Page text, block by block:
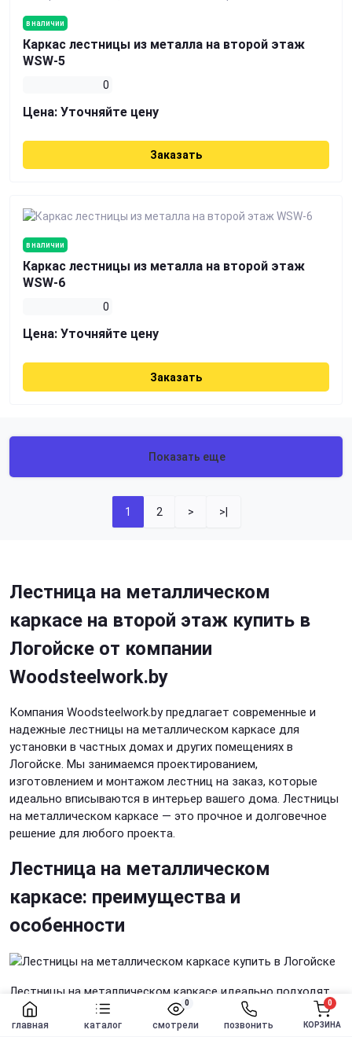
главная каталог смотрели
0
позвонить КОРЗИНА
0
в наличии
Каркас лестницы из металла на второй этаж
WSW-5
0
Цена: Уточняйте цену
Заказать
в наличии
Каркас лестницы из металла на второй этаж
WSW-6
0
Цена: Уточняйте цену
Заказать
Показать еще
1 2 > >|
Лестница на металлическом
каркасе на второй этаж купить в
Логойске от компании
Woodsteelwork.by
Компания Woodsteelwork.by предлагает современные и
надежные лестницы на металлическом каркасе для
установки в частных домах и других помещениях в
Логойске. Мы занимаемся проектированием,
изготовлением и монтажом лестниц на заказ, которые
идеально вписываются в интерьер вашего дома. Лестницы
на металлическом каркасе — это прочное и долговечное
решение для любого проекта.
Лестница на металлическом
каркасе: преимущества и
особенности
Лестницы на металлическом каркасе идеально подходят
для установки на второй этаж. Это конструктивно
простые и надежные лестницы, которые можно